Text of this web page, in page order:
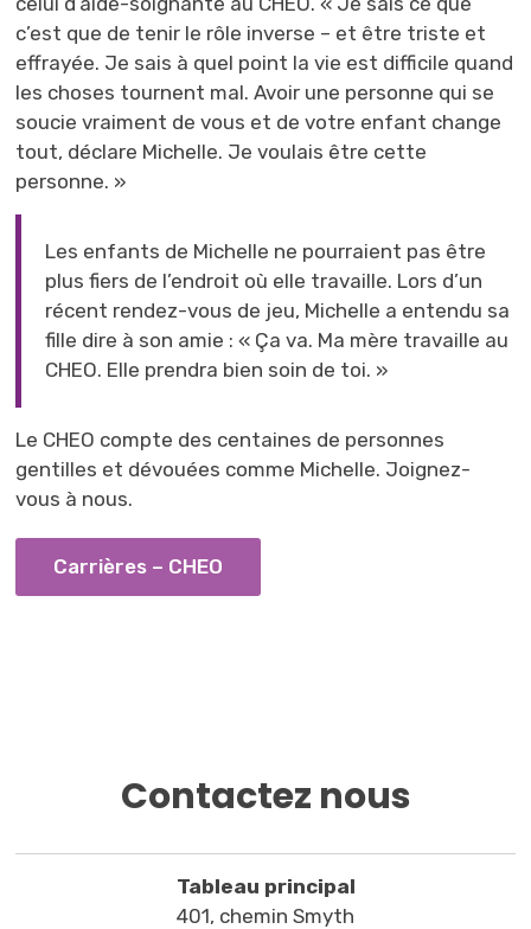
c’est que de tenir le rôle inverse – et être triste et
effrayée. Je sais à quel point la vie est difficile quand
les choses tournent mal. Avoir une personne qui se
soucie vraiment de vous et de votre enfant change
tout, déclare Michelle. Je voulais être cette
personne. »
Les enfants de Michelle ne pourraient pas être
plus fiers de l’endroit où elle travaille. Lors d’un
récent rendez-vous de jeu, Michelle a entendu sa
fille dire à son amie : « Ça va. Ma mère travaille au
CHEO. Elle prendra bien soin de toi. »
Le CHEO compte des centaines de personnes
gentilles et dévouées comme Michelle. Joignez-
vous à nous.
Carrières – CHEO
Contactez nous
Tableau principal
401, chemin Smyth